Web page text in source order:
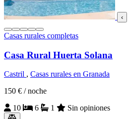
‹
Casas rurales completas
Casa Rural Huerta Solana
Castril , Casas rurales en Granada
150 € / noche
10
6 1 Sin opiniones